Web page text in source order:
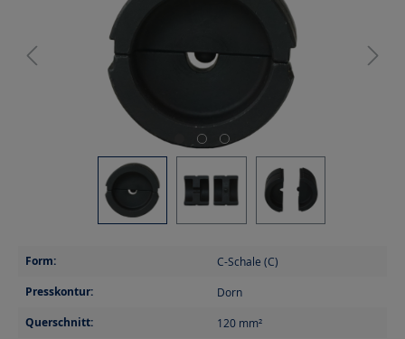
Form: C-Schale (C)
Presskontur: Dorn
Querschnitt: 120 mm²